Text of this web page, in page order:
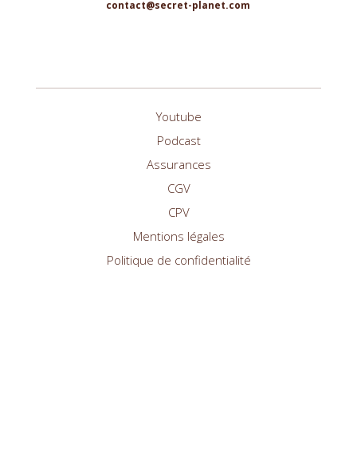
contact@secret-planet.com
Youtube
Podcast
Assurances
CGV
CPV
Mentions légales
Politique de confidentialité